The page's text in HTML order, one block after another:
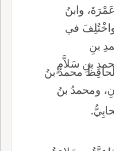
وابنُ
في
بنِ
بنِ سَلاَّمٍ
محمدُ بنُ
ومحمدُ بنُ